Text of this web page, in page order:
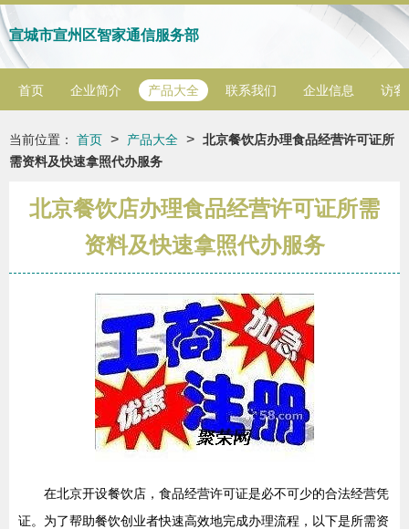
宣城市宣州区智家通信服务部
首页 企业简介 产品大全 联系我们 企业信息 访客
当前位置： 首页 > 产品大全 > 北京餐饮店办理食品经营许可证所
需资料及快速拿照代办服务
北京餐饮店办理食品经营许可证所需
资料及快速拿照代办服务
在北京开设餐饮店，食品经营许可证是必不可少的合法经营凭
证。为了帮助餐饮创业者快速高效地完成办理流程，以下是所需资